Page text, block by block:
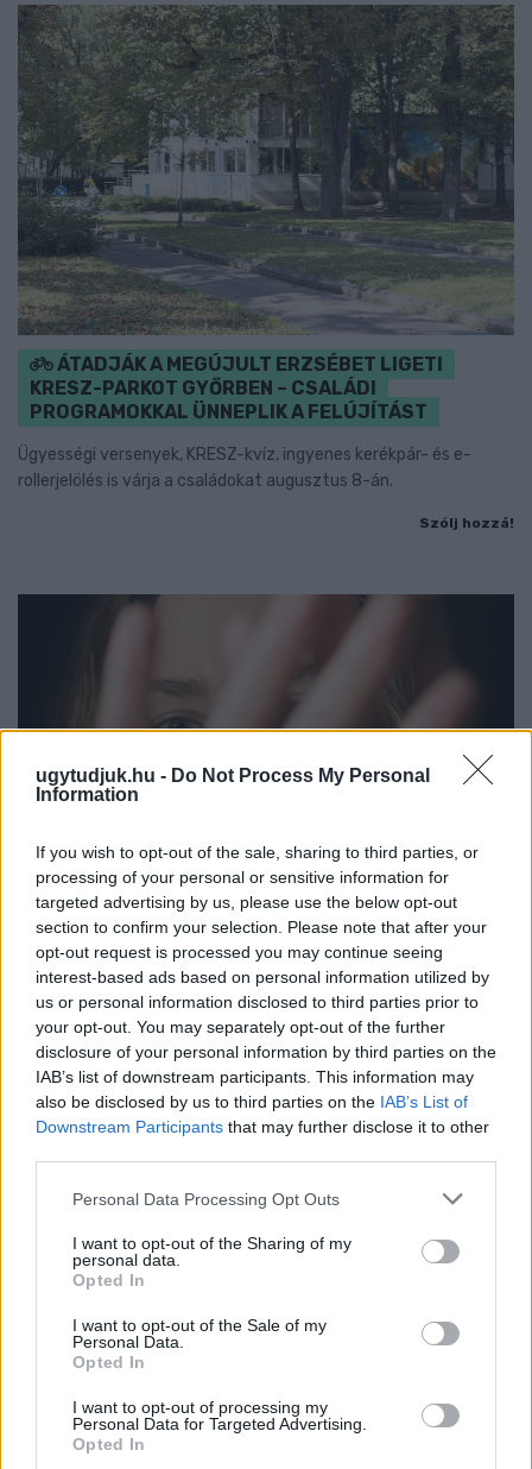
ugytudjuk.hu - Do Not Process My Personal
Information
If you wish to opt-out of the sale, sharing to third parties, or
processing of your personal or sensitive information for
targeted advertising by us, please use the below opt-out
section to confirm your selection. Please note that after your
opt-out request is processed you may continue seeing
interest-based ads based on personal information utilized by
us or personal information disclosed to third parties prior to
your opt-out. You may separately opt-out of the further
disclosure of your personal information by third parties on the
IAB’s list of downstream participants. This information may
also be disclosed by us to third parties on the IAB’s List of
Downstream Participants that may further disclose it to other
Please note that this website/app uses one or more Google
not limited to your visit or usage behaviour. You may click to
grant or deny consent to Google and its third-party tags to
use your data for below specified purposes in below Google
consent section.
Personal Data Processing Opt Outs
I want to opt-out of the Sharing of my
personal data.
Opted In
I want to opt-out of the Sale of my
Personal Data.
Opted In
I want to opt-out of processing my
Personal Data for Targeted Advertising.
Opted In
ÁTADJÁK A MEGÚJULT ERZSÉBET LIGETI
KRESZ-PARKOT GYŐRBEN – CSALÁDI
PROGRAMOKKAL ÜNNEPLIK A FELÚJÍTÁST
Ügyességi versenyek, KRESZ-kvíz, ingyenes kerékpár- és e-
rollerjelölés is várja a családokat augusztus 8-án.
Szólj hozzá!
NŐVERŐ SZOMBATHELYI FÉRFI ELLEN EMELT
VÁDAT AZ ÜGYÉSZSÉG
A férfi a nyílt utcán kezdte verni áldozatát.